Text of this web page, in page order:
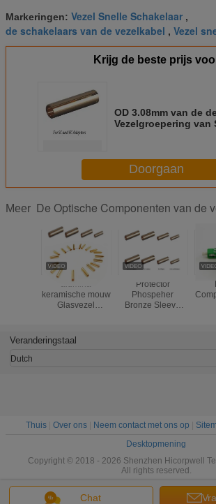
Markeringen: Vezel Snelle Schakelaar ,
de schakelaars van de vezelkabel , Vezel
Krijg de beste prijs
OD 3.08mm van de
Vezelgroepering van
Doorgaan
Meer De Optische Componenten van de
alumina
keramische mouw
Glasvezel
Kopermouw
Glasvezelmouw
Protector
Phospeher
Bronze Sleeve
Chat
Veranderingstaal
Dutch
Thuis Over ons Neem contact met ons op
Desktopmening
Copyright © 2018 - 2026 Shenzhen Hicorpwell
All rights reserved.